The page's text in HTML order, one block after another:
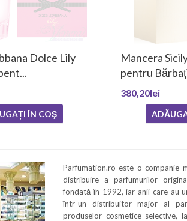
Dolce Lily
ÎN COŞ
Mancera
pentru
380,20lei
Parfumation.ro este o companie
distribuire a parfumurilor
fondată în 1992, iar anii care au
într-un distribuitor major al
produselor cosmetice selective,